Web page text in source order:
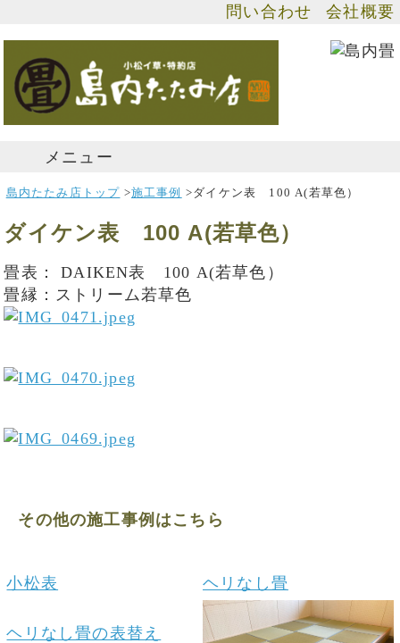
問い合わせ 会社概要
メニュー
島内たたみ店トップ >施工事例 >ダイケン表 100 A(若草色）
ダイケン表 100 A(若草色）
畳表： DAIKEN表 100 A(若草色）
畳縁：ストリーム若草色
その他の施工事例はこちら
小松表 ヘリなし畳
ヘリなし畳の表替え